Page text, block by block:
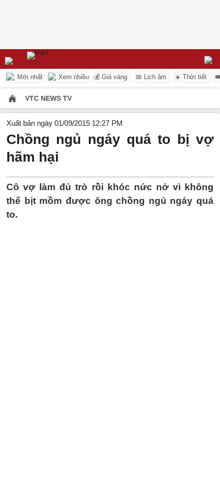
Mới nhất Xem nhiều 💰 Giá vàng 📅 Lịch âm ☀️ Thời tiết
VTC NEWS TV
Xuất bản ngày 01/09/2015 12:27 PM
Chồng ngủ ngáy quá to bị vợ
hãm hại
Cô vợ làm đủ trò rồi khóc nức nở vì không
thể bịt mồm được ông chồng ngủ ngáy quá
to.